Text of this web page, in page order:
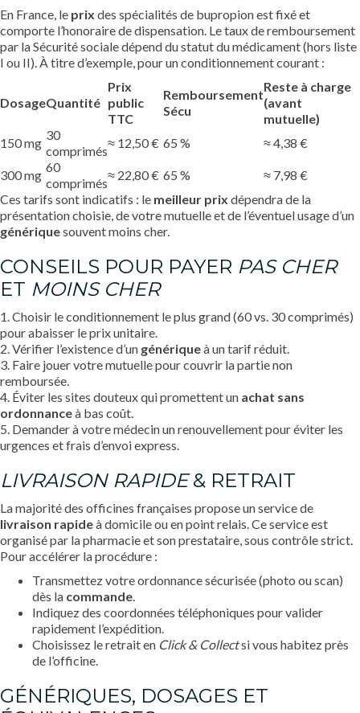
En France, le prix des spécialités de bupropion est fixé et
comporte l’honoraire de dispensation. Le taux de remboursement
par la Sécurité sociale dépend du statut du médicament (hors liste
I ou II). À titre d’exemple, pour un conditionnement courant :
DosageQuantité
Prix
public
TTC
Remboursement
Sécu
Reste à charge
(avant
mutuelle)
150 mg
30
comprimés
≈ 12,50 € 65 % ≈ 4,38 €
300 mg
60
comprimés
≈ 22,80 € 65 %
≈ 7,98 €
Ces tarifs sont indicatifs : le meilleur prix dépendra de la
présentation choisie, de votre mutuelle et de l’éventuel usage d’un
génériquesouvent moins cher.
CONSEILS POUR PAYER PAS CHER
ET MOINS CHER
1. Choisir le conditionnement le plus grand (60 vs. 30 comprimés)
pour abaisser le prix unitaire.
2. Vérifier l’existence d’un génériqueà un tarif réduit.
3. Faire jouer votre mutuelle pour couvrir la partie non
remboursée.
4. Éviter les sites douteux qui promettent un achat sans
ordonnanceà bas coût.
5. Demander à votre médecin un renouvellement pour éviter les
urgences et frais d’envoi express.
LIVRAISON RAPIDE& RETRAIT
La majorité des officines françaises propose un service de
livraison rapideà domicile ou en point relais. Ce service est
organisé par la pharmacie et son prestataire, sous contrôle strict.
Pour accélérer la procédure :
Transmettez votre ordonnance sécurisée (photo ou scan)
dès la commande.
Indiquez des coordonnées téléphoniques pour valider
rapidement l’expédition.
Choisissez le retrait en Click & Collectsi vous habitez près
de l’officine.
GÉNÉRIQUES, DOSAGES ET